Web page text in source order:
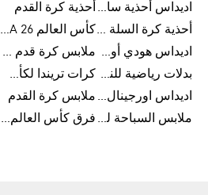
اديداس أحذية سامبا للنساء أحذية كرة القدم
أحذية كرة السلة للرجال
كأس العالم FIFA 26™
اديداس هودي أورجينال للنساء
ملابس كرة قدم للاطفال
بدلات رياضية للنساء
كرات تريندا لكأس العالم FIFA 26™
اديداس اورجينال ملابس ملابس كرة القدم
ملابس السباحة للرجال
فرق كأس العالم FIFA 26™